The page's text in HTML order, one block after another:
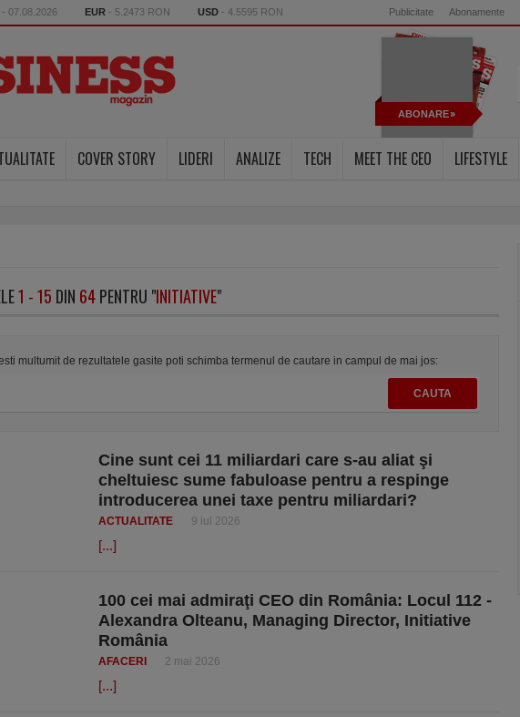
- 07.08.2026 EUR - 5.2473 RON USD - 4.5595 RON Publicitate Abonamente
ABONARE
COVER STORY LIDERI ANALIZE TECH MEET THE CEO LIFESTYLE
1 - 15 DIN 64PENTRU "INITIATIVE"
multumit de rezultatele gasite poti schimba termenul de cautare in campul de mai jos:
Cine sunt cei 11 miliardari care s-au aliat şi
cheltuiesc sume fabuloase pentru a respinge
introducerea unei taxe pentru miliardari?
ACTUALITATE 9 iul 2026
[...]
100 cei mai admiraţi CEO din România: Locul 112 -
Alexandra Olteanu, Managing Director, Initiative
România
AFACERI 2 mai 2026
[...]